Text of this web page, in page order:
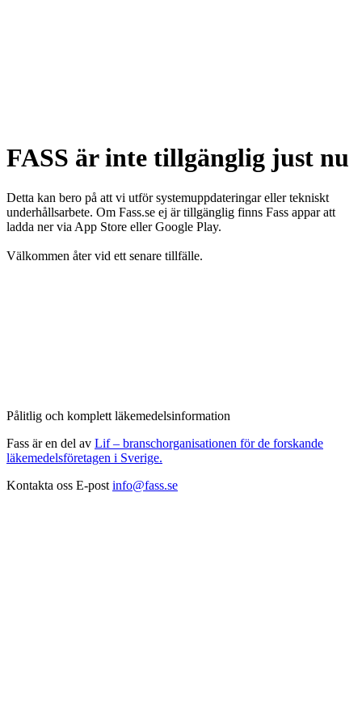
FASS är inte tillgänglig just nu
Detta kan bero på att vi utför systemuppdateringar eller tekniskt
underhållsarbete. Om Fass.se ej är tillgänglig finns Fass appar att
ladda ner via App Store eller Google Play.
Välkommen åter vid ett senare tillfälle.
Pålitlig och komplett läkemedelsinformation
Fass är en del av Lif – branschorganisationen för de forskande
läkemedelsföretagen i Sverige.
Kontakta oss E-post info@fass.se